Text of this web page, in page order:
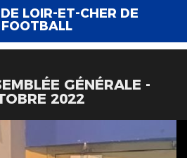
LOIR-ET-CHER DE
FOOTBALL
GÉNÉRALE -
2022